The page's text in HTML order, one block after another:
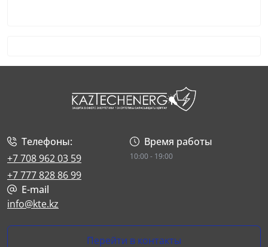
Телефоны:
+7 708 962 03 59
+7 777 828 86 99
Время работы
10:00 - 19:00
E-mail
info@kte.kz
Перейти в контакты